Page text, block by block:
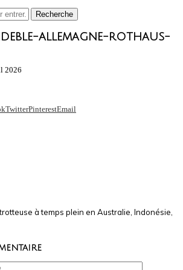
Recherche
allemagne-rothaus-
2026
TwitterPinterestEmail
à temps plein en Australie, Indonésie,